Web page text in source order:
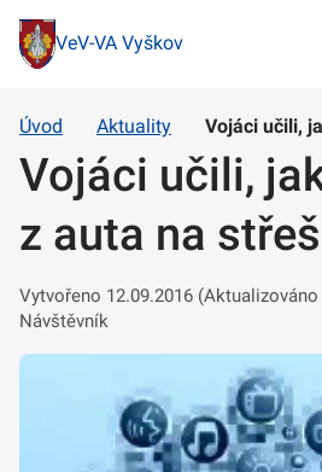
VeV-VA Vyškov
Úvod Aktuality Vojáci učili,
Vojáci učili,
z auta na
Vytvořeno 12.09.2016 (Aktualizováno
Návštěvník